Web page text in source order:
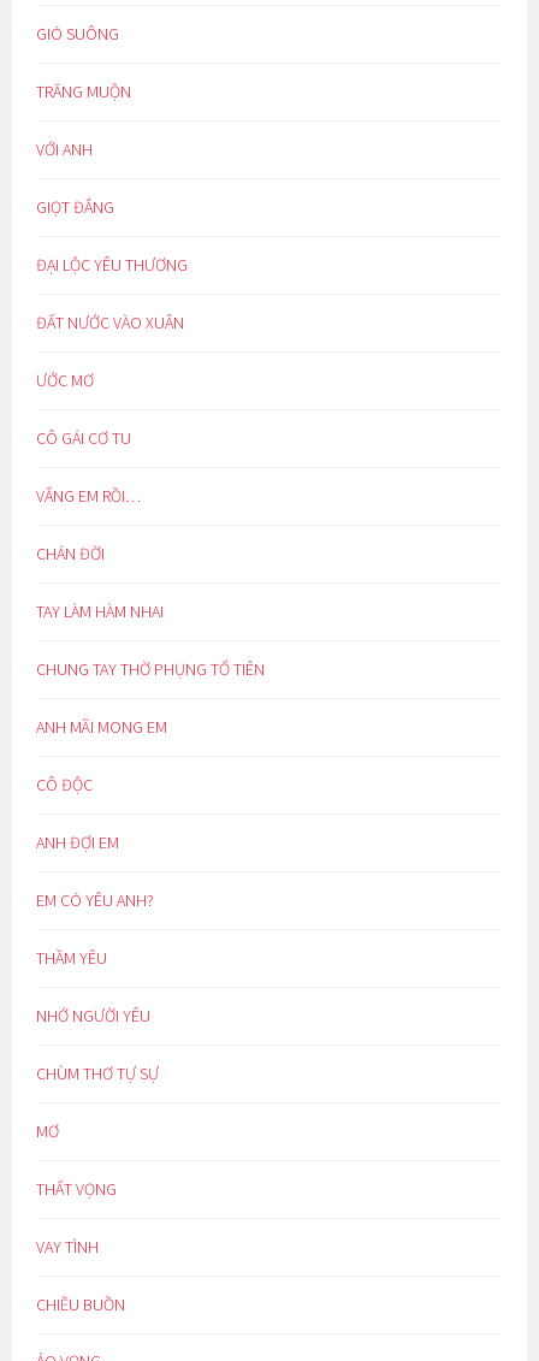
GIÓ SUÔNG
TRĂNG MUỘN
VỚI ANH
GIỌT ĐẮNG
ĐẠI LỘC YÊU THƯƠNG
ĐẤT NƯỚC VÀO XUÂN
ƯỚC MƠ
CÔ GÁI CƠ TU
VẮNG EM RỒI…
CHÁN ĐỜI
TAY LÀM HÀM NHAI
CHUNG TAY THỜ PHỤNG TỔ TIÊN
ANH MÃI MONG EM
CÔ ĐỘC
ANH ĐỢI EM
EM CÓ YÊU ANH?
THẦM YÊU
NHỚ NGƯỜI YÊU
CHÙM THƠ TỰ SỰ
MƠ
THẤT VỌNG
VAY TÌNH
CHIỀU BUỒN